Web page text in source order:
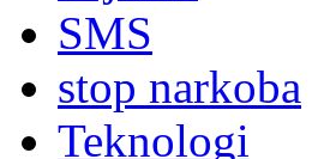
SMS
stop narkoba
Teknologi